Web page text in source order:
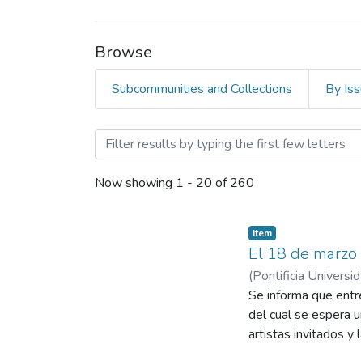
Browse
Subcommunities and Collections By
Browsing Memoria
Now showing 1 - 20 of 260
Item
El 18 de
(Pontificia
Se informa que
del cual se espera
artistas invitados y